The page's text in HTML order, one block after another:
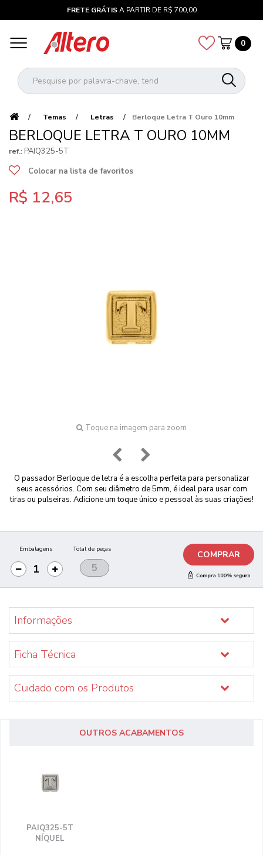
FRETE GRÁTISA PARTIR DE R$ 700,00
0
Temas Letras Berloque Letra T Ouro 10mm
BERLOQUE LETRA T OURO 10MM
ref.: PAIQ325-5T
Colocar na lista de favoritos
R$ 12,65
Toque na imagem para zoom
O passador Berloque de letra é a escolha perfeita para personalizar
seus acessórios. Com seu diâmetro de 5mm, é ideal para usar com
tiras ou pulseiras. Adicione um toque único e pessoal às suas criações!
Embalagens Total de peças COMPRAR
Informações
Ficha Técnica
Cuidado com os Produtos
OUTROS ACABAMENTOS
PAIQ325-5T
NÍQUEL